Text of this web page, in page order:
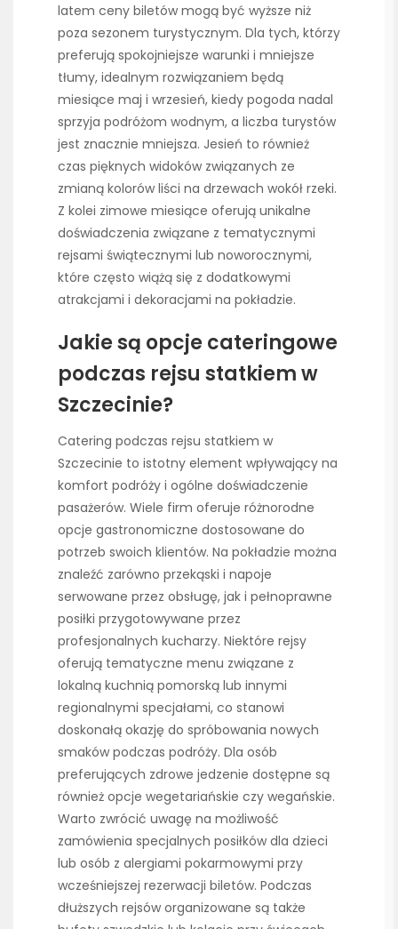
latem ceny biletów mogą być wyższe niż
poza sezonem turystycznym. Dla tych, którzy
preferują spokojniejsze warunki i mniejsze
tłumy, idealnym rozwiązaniem będą
miesiące maj i wrzesień, kiedy pogoda nadal
sprzyja podróżom wodnym, a liczba turystów
jest znacznie mniejsza. Jesień to również
czas pięknych widoków związanych ze
zmianą kolorów liści na drzewach wokół rzeki.
Z kolei zimowe miesiące oferują unikalne
doświadczenia związane z tematycznymi
rejsami świątecznymi lub noworocznymi,
które często wiążą się z dodatkowymi
atrakcjami i dekoracjami na pokładzie.
Jakie są opcje cateringowe
podczas rejsu statkiem w
Szczecinie?
Catering podczas rejsu statkiem w
Szczecinie to istotny element wpływający na
komfort podróży i ogólne doświadczenie
pasażerów. Wiele firm oferuje różnorodne
opcje gastronomiczne dostosowane do
potrzeb swoich klientów. Na pokładzie można
znaleźć zarówno przekąski i napoje
serwowane przez obsługę, jak i pełnoprawne
posiłki przygotowywane przez
profesjonalnych kucharzy. Niektóre rejsy
oferują tematyczne menu związane z
lokalną kuchnią pomorską lub innymi
regionalnymi specjałami, co stanowi
doskonałą okazję do spróbowania nowych
smaków podczas podróży. Dla osób
preferujących zdrowe jedzenie dostępne są
również opcje wegetariańskie czy wegańskie.
Warto zwrócić uwagę na możliwość
zamówienia specjalnych posiłków dla dzieci
lub osób z alergiami pokarmowymi przy
wcześniejszej rezerwacji biletów. Podczas
dłuższych rejsów organizowane są także